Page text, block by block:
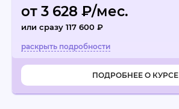
от 3 628 ₽/мес.
или сразу 117 600 ₽
ПОДРОБНЕЕ О КУРСЕ